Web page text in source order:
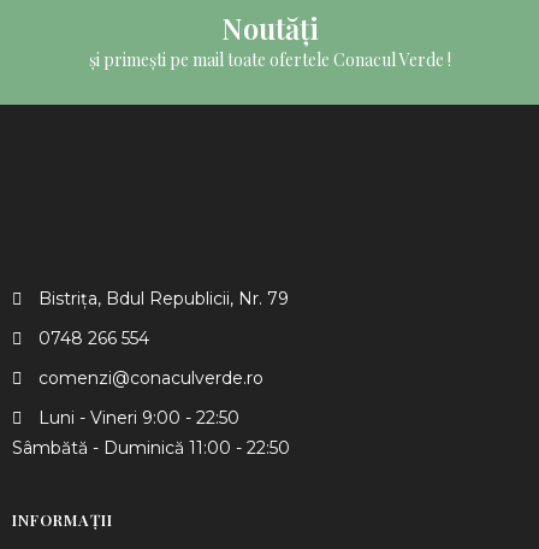
Noutăți
și primești pe mail toate ofertele Conacul Verde !
Bistrița, Bdul Republicii, Nr. 79
0748 266 554​
comenzi@conaculverde.ro
Luni - Vineri 9:00 - 22:50
Sâmbătă - Duminică 11:00 - 22:50
INFORMAȚII